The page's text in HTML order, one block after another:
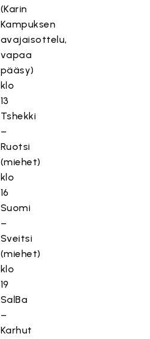
(Karin
Kampuksen
avajaisottelu,
vapaa
pääsy)
klo
13
Tshekki
–
Ruotsi
(miehet)
klo
16
Suomi
–
Sveitsi
(miehet)
klo
19
SalBa
–
Karhut